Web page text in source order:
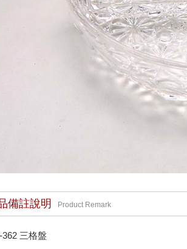
備註說明 Product Remark
三格盤